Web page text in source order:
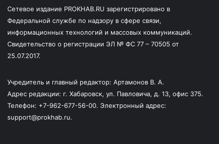
Сетевое издание PROKHAB.RU зарегистрировано в
Федеральной службе по надзору в сфере связи,
информационных технологий и массовых коммуникаций.
Свидетельство о регистрации ЭЛ № ФС 77 – 70505 от
25.07.2017.
Учредитель и главный редактор: Артамонов В. А.
Адрес редакции: г. Хабаровск, ул. Павловича, д. 13, офис 375.
Телефон: +7-962-677-56-00. Электронный адрес:
support@prokhab.ru.